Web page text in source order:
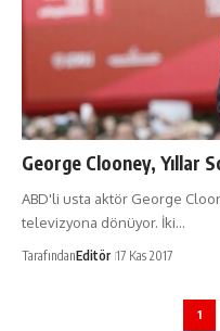
George Clooney, Yıllar
ABD'li usta aktör George
televizyona dönüyor. İki…
TarafındanEditör 17 Kas 2017
1